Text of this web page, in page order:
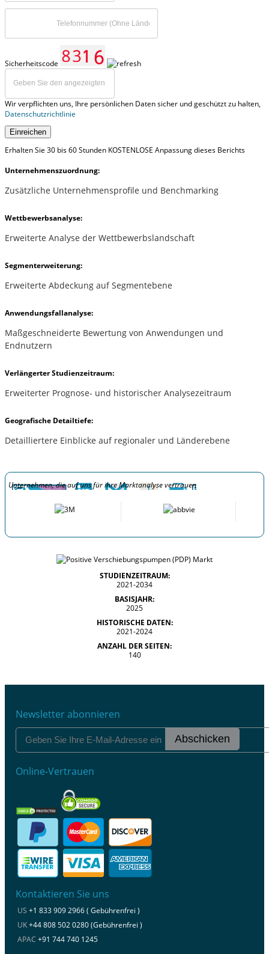
Sicherheitscode
Wir verpflichten uns, Ihre persönlichen Daten sicher und geschützt zu halten,
Datenschutzrichtlinie
Einreichen
Erhalten Sie 30 bis 60 Stunden KOSTENLOSE Anpassung dieses Berichts
Unternehmenszuordnung:
Zusätzliche Unternehmensprofile und Benchmarking
Wettbewerbsanalyse:
Erweiterte Analyse der Wettbewerbslandschaft
Segmenterweiterung:
Erweiterte Abdeckung auf Segmentebene
Anwendungsfallanalyse:
Maßgeschneiderte Bewertung von Anwendungen und
Endnutzern
Verlängerter Studienzeitraum:
Erweiterter Prognose- und historischer Analysezeitraum
Geografische Detailtiefe:
Detailliertere Einblicke auf regionaler und Länderebene
Unternehmen, die auf uns für ihre Marktanalyse vertrauen
STUDIENZEITRAUM:
2021-2034
BASISJAHR:
2025
HISTORISCHE DATEN:
2021-2024
ANZAHL DER SEITEN:
140
Newsletter abonnieren
Abschicken
Online-Vertrauen
Kontaktieren Sie uns
US +1 833 909 2966 ( Gebührenfrei )
UK+44 808 502 0280 (Gebührenfrei )
APAC +91 744 740 1245